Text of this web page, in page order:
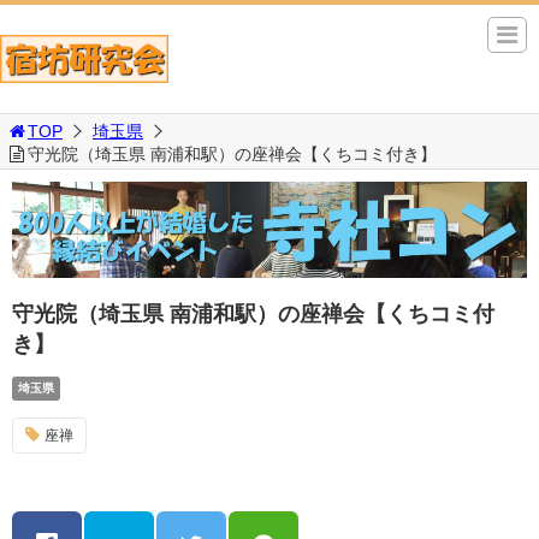
TOP
埼玉県
守光院（埼玉県 南浦和駅）の座禅会【くちコミ付き】
守光院（埼玉県 南浦和駅）の座禅会【くちコミ付
き】
埼玉県
座禅